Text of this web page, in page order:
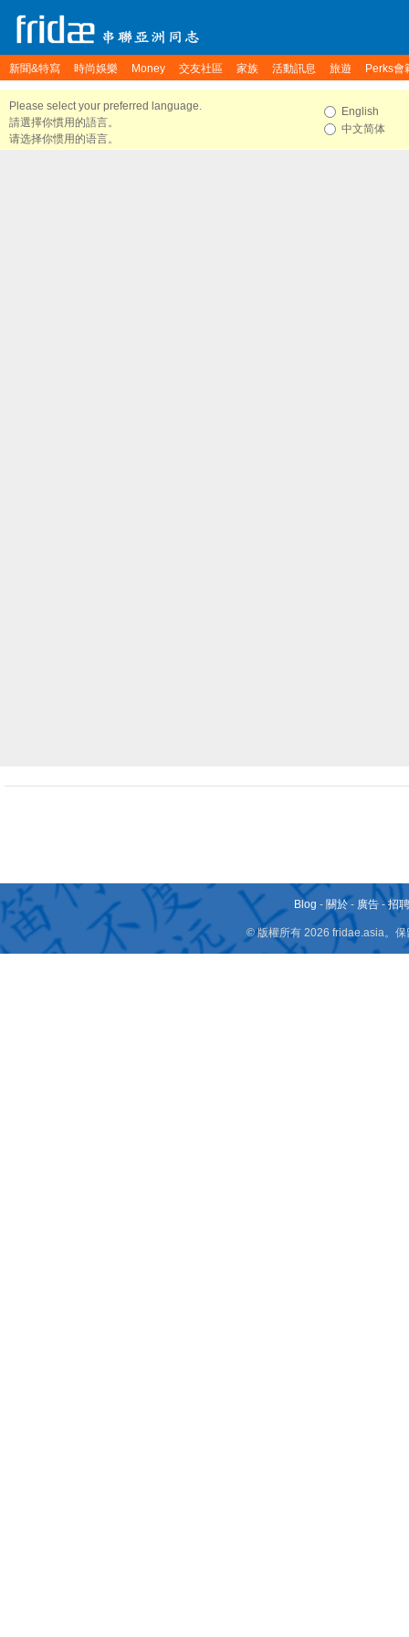
新聞&特寫 時尚娛樂 Money 交友社區 家族 活動訊息 旅遊 Perks會
Please select your preferred language.
請選擇你慣用的語言。
请选择你惯用的语言。
English
中文简体
Blog - 關於 - 廣告 -招
© 版權所有 2026 fridae.asia。